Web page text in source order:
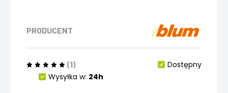
PRODUCENT
(1)
Dostępny
Wysyłka w: 24h